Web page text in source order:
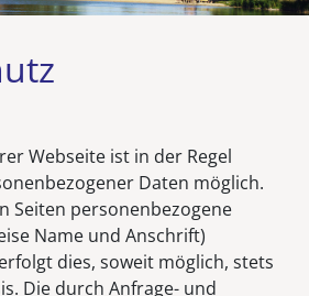
Webseite ist in der Regel
Daten möglich.
Seiten personenbezogene
Name und Anschrift)
dies, soweit möglich, stets
Die durch Anfrage- und